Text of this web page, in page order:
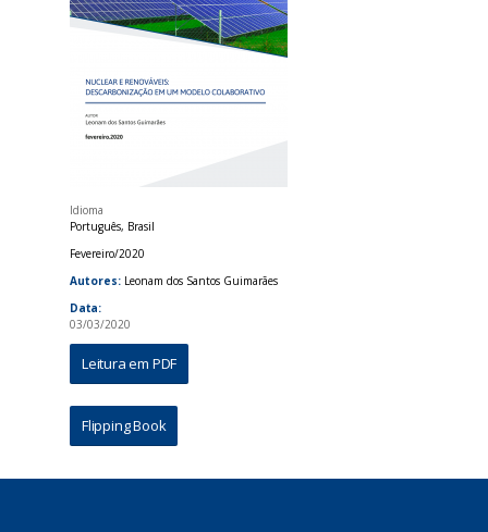
Idioma
Português, Brasil
Fevereiro/2020
Autores: Leonam dos Santos Guimarães
Data:
03/03/2020
Leitura em PDF
Flipping Book